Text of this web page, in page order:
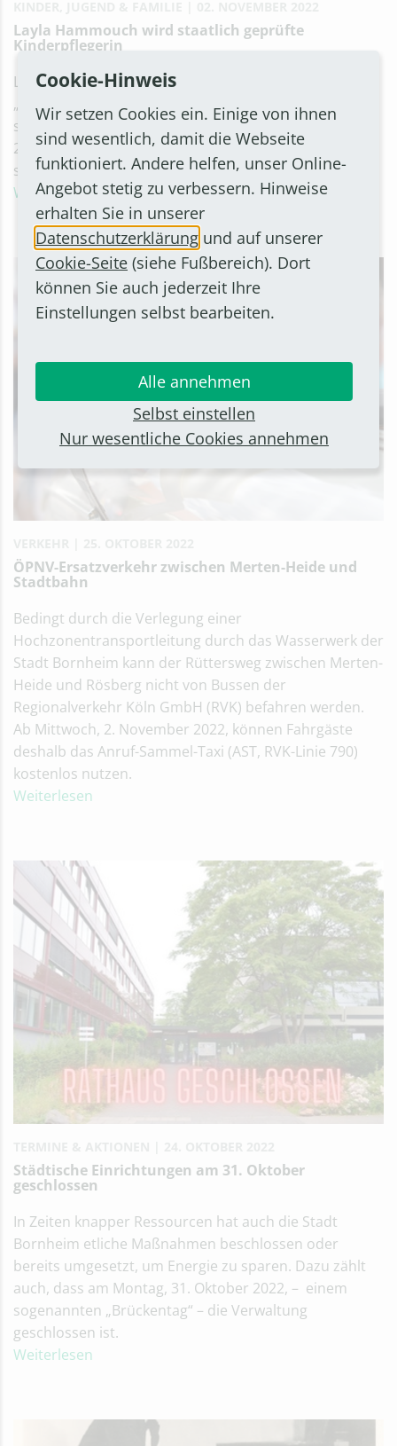
Layla Hammouch wird staatlich geprüfte
Kinderpflegerin
Layla Hammouch von der städtischen Kita
„Burgwiesenweg“ in Bornheim-Hemmerich schließt
sich Silvia Fußwinkel an und nimmt seit dem 1. August
2022 auch an der praxisintegrierten Qualifizierung zur
staatlich geprüften Kinderpflegerin teil.
Weiterlesen
ÖPNV-Ersatzverkehr zwischen Merten-Heide und
Stadtbahn
Bedingt durch die Verlegung einer
Hochzonentransportleitung durch das Wasserwerk der
Stadt Bornheim kann der Rüttersweg zwischen Merten-
Heide und Rösberg nicht von Bussen der
Regionalverkehr Köln GmbH (RVK) befahren werden.
Ab Mittwoch, 2. November 2022, können Fahrgäste
deshalb das Anruf-Sammel-Taxi (AST, RVK-Linie 790)
kostenlos nutzen.
Weiterlesen
Städtische Einrichtungen am 31. Oktober
geschlossen
In Zeiten knapper Ressourcen hat auch die Stadt
Bornheim etliche Maßnahmen beschlossen oder
bereits umgesetzt, um Energie zu sparen. Dazu zählt
auch, dass am Montag, 31. Oktober 2022, – einem
sogenannten „Brückentag“ – die Verwaltung
geschlossen ist.
Weiterlesen
Cookie-Hinweis
Wir setzen Cookies ein. Einige von ihnen
sind wesentlich, damit die Webseite
funktioniert. Andere helfen, unser Online-
Angebot stetig zu verbessern. Hinweise
erhalten Sie in unserer
Datenschutzerklärung und auf unserer
Cookie-Seite (siehe Fußbereich). Dort
können Sie auch jederzeit Ihre
Einstellungen selbst bearbeiten.
Alle annehmen
Selbst einstellen
Nur wesentliche Cookies annehmen